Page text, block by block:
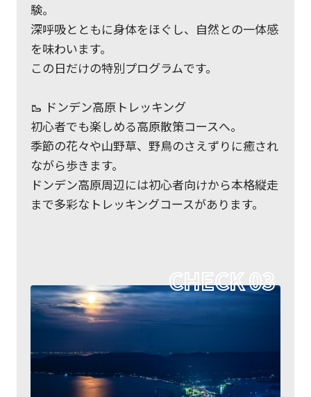
験。
深呼吸とともに身体をほぐし、自然との一体感
を味わいます。
この日だけの特別プログラムです。
🥾 ドンデン高原トレッキング
初心者でも楽しめる高原散策コースへ。
季節の花々や山野草、野鳥のさえずりに癒され
ながら歩きます。
ドンデン高原周辺には初心者向けから本格縦走
まで多彩なトレッキングコースがあります。